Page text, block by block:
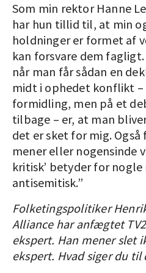
Som min rektor Hanne
har hun tillid til, at min
holdninger er formet af
kan forsvare dem
når man får sådan en
midt i ophedet konflikt –
formidling, men på et
tilbage – er, at man
det er sket for mig.
mener eller nogensinde
kritisk’ betyder for
antisemitisk.”
Folketingspolitiker
Alliance har anfægtet
ekspert. Han mener slet
ekspert. Hvad siger du til